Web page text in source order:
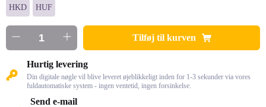
HKD HUF
Tilføj til kurven
Hurtig levering
Din digitale nøgle vil blive leveret øjeblikkeligt inden for 1-3 sekunder via vores
fuldautomatiske system - ingen ventetid, ingen forsinkelse.
Send e-mail